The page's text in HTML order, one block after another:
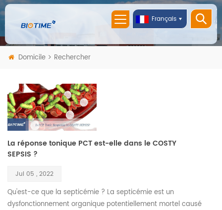
Français
Domicile Rechercher
La réponse tonique PCT est-elle dans le COSTY
SEPSIS ?
Jul 05 , 2022
Qu'est-ce que la septicémie ? La septicémie est un
dysfonctionnement organique potentiellement mortel causé